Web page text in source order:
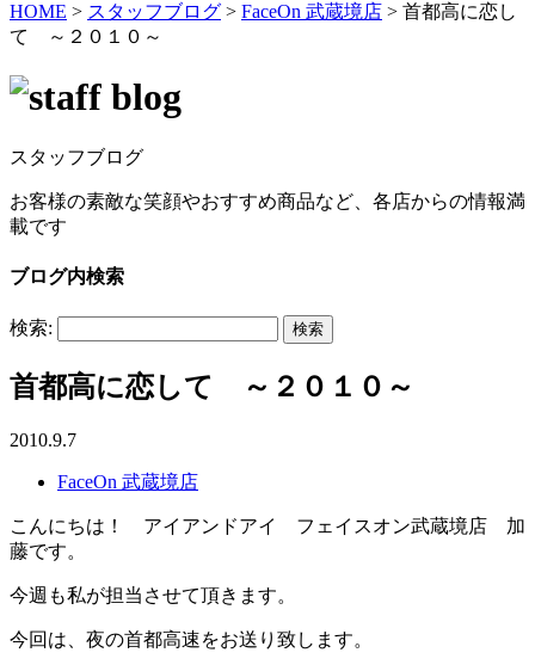
HOME > スタッフブログ > FaceOn 武蔵境店 > 首都高に恋し
て ～２０１０～
スタッフブログ
お客様の素敵な笑顔やおすすめ商品など、各店からの情報満
載です
ブログ内検索
検索:
首都高に恋して ～２０１０～
2010.9.7
FaceOn 武蔵境店
こんにちは！ アイアンドアイ フェイスオン武蔵境店 加
藤です。
今週も私が担当させて頂きます。
今回は、夜の首都高速をお送り致します。